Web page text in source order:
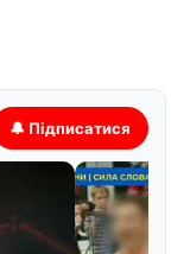
🔔 Підписатися